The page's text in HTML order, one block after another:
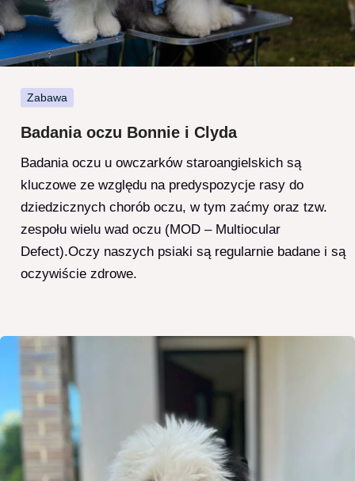
Zabawa
Badania oczu Bonnie i Clyda
Badania oczu u owczarków staroangielskich są
kluczowe ze względu na predyspozycje rasy do
dziedzicznych chorób oczu, w tym zaćmy oraz tzw.
zespołu wielu wad oczu (MOD – Multiocular
Defect).Oczy naszych psiaki są regularnie badane i są
oczywiście zdrowe.